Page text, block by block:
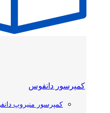
کمپرسور دانفوس
کمپرسور منیروپ